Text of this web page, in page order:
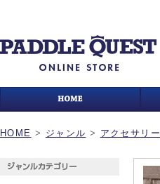
HOME > ジャンル > アクセサリー